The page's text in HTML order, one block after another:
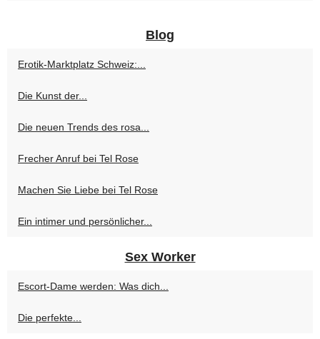
Blog
Erotik-Marktplatz Schweiz:...
Die Kunst der...
Die neuen Trends des rosa...
Frecher Anruf bei Tel Rose
Machen Sie Liebe bei Tel Rose
Ein intimer und persönlicher...
Sex Worker
Escort-Dame werden: Was dich...
Die perfekte...